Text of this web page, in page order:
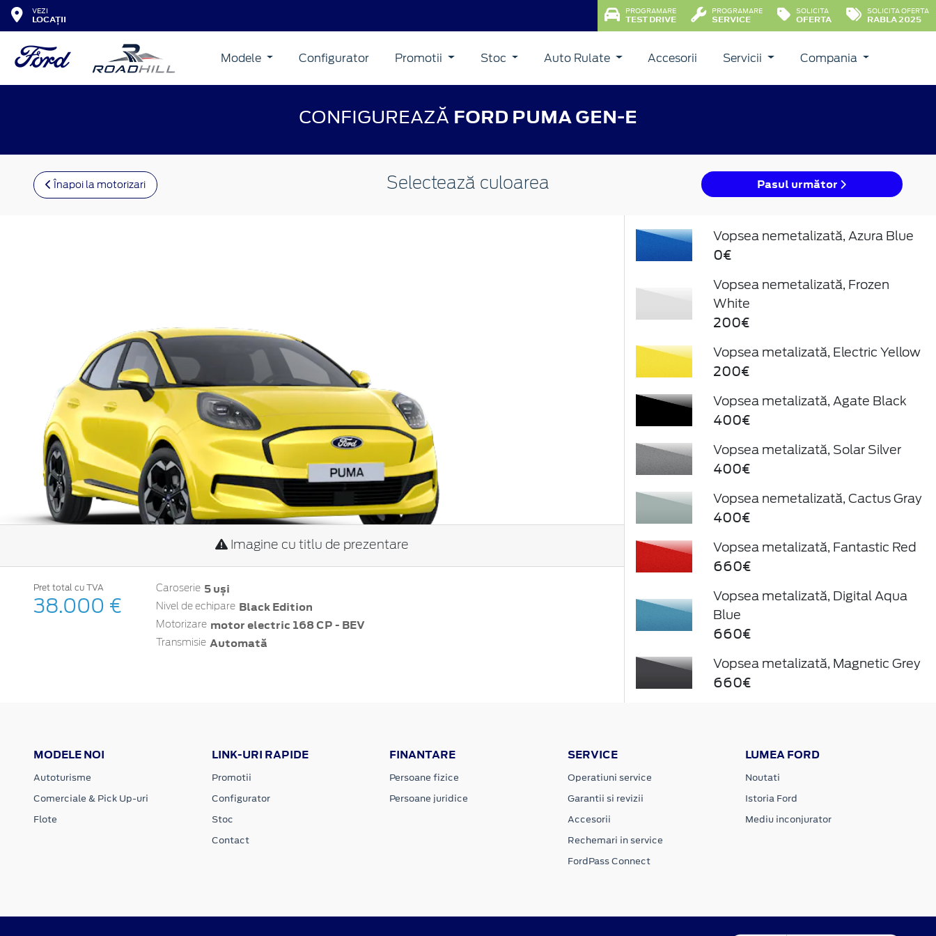
VEZI
LOCAȚII
PROGRAMARE
TEST DRIVE
PROGRAMARE
SERVICE
SOLICITA
OFERTA
SOLICITA OFERTA
RABLA 2025
Modele Configurator Promotii Stoc Auto Rulate Accesorii Servicii Compania
CONFIGUREAZĂ FORD PUMA GEN-E
Înapoi la motorizari Selectează culoarea Pasul următor
Imagine cu titlu de prezentare
Pret total cu TVA
38.000 €
Caroserie 5 uși
Nivel de echipare Black Edition
Motorizare motor electric 168 CP - BEV
Transmisie Automată
Vopsea nemetalizată, Azura Blue
0€
Vopsea nemetalizată, Frozen
White
200€
Vopsea metalizată, Electric Yellow
200€
Vopsea metalizată, Agate Black
400€
Vopsea metalizată, Solar Silver
400€
Vopsea nemetalizată, Cactus Gray
400€
Vopsea metalizată, Fantastic Red
660€
Vopsea metalizată, Digital Aqua
Blue
660€
Vopsea metalizată, Magnetic Grey
660€
MODELE NOI
Autoturisme
Comerciale & Pick Up-uri
Flote
LINK-URI RAPIDE
Promotii
Configurator
Stoc
Contact
FINANTARE
Persoane fizice
Persoane juridice
SERVICE
Operatiuni service
Garantii si revizii
Accesorii
Rechemari in service
FordPass Connect
LUMEA FORD
Noutati
Istoria Ford
Mediu inconjurator